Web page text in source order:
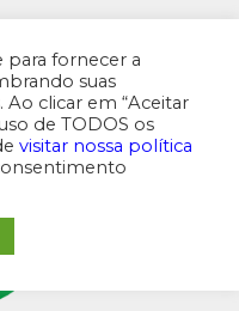
para fornecer a
suas
Ao clicar em “Aceitar
de TODOS os
visitar nossa política